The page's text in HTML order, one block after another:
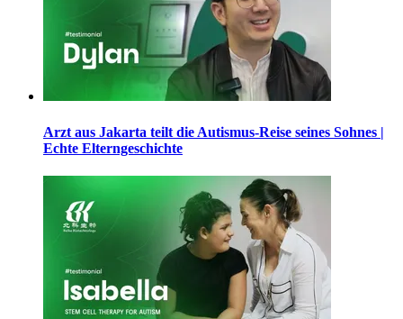
Arzt aus Jakarta teilt die Autismus-Reise seines Sohnes |
Echte Elterngeschichte